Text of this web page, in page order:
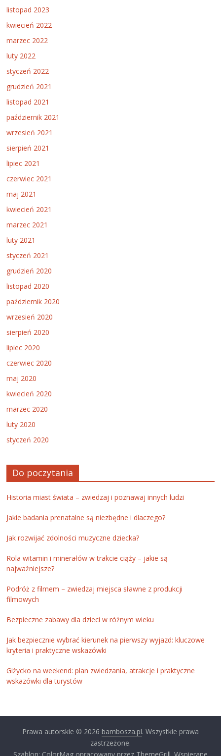
listopad 2023
kwiecień 2022
marzec 2022
luty 2022
styczeń 2022
grudzień 2021
listopad 2021
październik 2021
wrzesień 2021
sierpień 2021
lipiec 2021
czerwiec 2021
maj 2021
kwiecień 2021
marzec 2021
luty 2021
styczeń 2021
grudzień 2020
listopad 2020
październik 2020
wrzesień 2020
sierpień 2020
lipiec 2020
czerwiec 2020
maj 2020
kwiecień 2020
marzec 2020
luty 2020
styczeń 2020
Do poczytania
Historia miast świata – zwiedzaj i poznawaj innych ludzi
Jakie badania prenatalne są niezbędne i dlaczego?
Jak rozwijać zdolności muzyczne dziecka?
Rola witamin i minerałów w trakcie ciąży – jakie są
najważniejsze?
Podróż z filmem – zwiedzaj miejsca sławne z produkcji
filmowych
Bezpieczne zabawy dla dzieci w różnym wieku
Jak bezpiecznie wybrać kierunek na pierwszy wyjazd: kluczowe
kryteria i praktyczne wskazówki
Giżycko na weekend: plan zwiedzania, atrakcje i praktyczne
wskazówki dla turystów
Prawa autorskie © 2026 bambosza.pl. Wszystkie prawa
zastrzeżone.